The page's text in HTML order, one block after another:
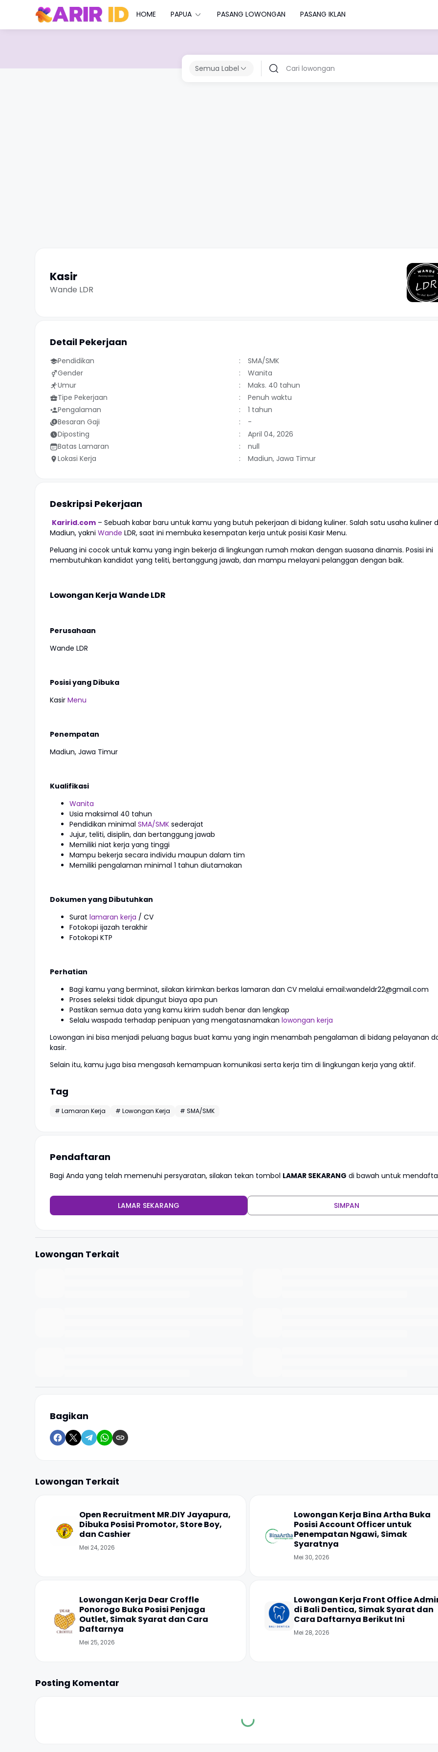
HOME PAPUA PASANG LOWONGAN PASANG IKLAN
Semua Label
Kasir
Wande LDR
Detail Pekerjaan
Pendidikan
SMA/SMK
Gender
Wanita
Umur
Maks. 40 tahun
Tipe Pekerjaan
Penuh waktu
Pengalaman
1 tahun
Besaran Gaji
-
Diposting
April 04, 2026
Batas Lamaran
null
Lokasi Kerja
Madiun, Jawa Timur
Deskripsi Pekerjaan
Karirid.com – Sebuah kabar baru untuk kamu yang butuh pekerjaan di bidang kuliner. Salah satu usaha kuliner
Madiun, yakni Wande LDR, saat ini membuka kesempatan kerja untuk posisi Kasir Menu.
Peluang ini cocok untuk kamu yang ingin bekerja di lingkungan rumah makan dengan suasana dinamis. Posisi ini
membutuhkan kandidat yang teliti, bertanggung jawab, dan mampu melayani pelanggan dengan baik.
Lowongan Kerja Wande LDR
Perusahaan
Wande LDR
Posisi yang Dibuka
Kasir Menu
Penempatan
Madiun, Jawa Timur
Kualifikasi
Wanita
Usia maksimal 40 tahun
Pendidikan minimal SMA/SMK sederajat
Jujur, teliti, disiplin, dan bertanggung jawab
Memiliki niat kerja yang tinggi
Mampu bekerja secara individu maupun dalam tim
Memiliki pengalaman minimal 1 tahun diutamakan
Dokumen yang Dibutuhkan
Surat lamaran kerja / CV
Fotokopi ijazah terakhir
Fotokopi KTP
Perhatian
Bagi kamu yang berminat, silakan kirimkan berkas lamaran dan CV melalui email:wandeldr22@gmail.com
Proses seleksi tidak dipungut biaya apa pun
Pastikan semua data yang kamu kirim sudah benar dan lengkap
Selalu waspada terhadap penipuan yang mengatasnamakan lowongan kerja
Lowongan ini bisa menjadi peluang bagus buat kamu yang ingin menambah pengalaman di bidang pelayanan
kasir.
Selain itu, kamu juga bisa mengasah kemampuan komunikasi serta kerja tim di lingkungan kerja yang aktif.
Tag
# Lamaran Kerja # Lowongan Kerja # SMA/SMK
Pendaftaran
Bagi Anda yang telah memenuhi persyaratan, silakan tekan tombol LAMAR SEKARANG di bawah untuk
LAMAR SEKARANG SIMPAN
Lowongan Terkait
Bagikan
Lowongan Terkait
Open Recruitment MR.DIY Jayapura,
Dibuka Posisi Promotor, Store Boy,
dan Cashier
Mei 24, 2026
Lowongan Kerja Bina Artha Buka
Posisi Account Officer untuk
Penempatan Ngawi, Simak
Syaratnya
Mei 30, 2026
Lowongan Kerja Dear Croffle
Ponorogo Buka Posisi Penjaga
Outlet, Simak Syarat dan Cara
Daftarnya
Mei 25, 2026
Lowongan Kerja Front Office
di Bali Dentica, Simak Syarat dan
Cara Daftarnya Berikut Ini
Mei 28, 2026
Posting Komentar